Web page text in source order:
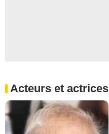
Acteurs et actrices